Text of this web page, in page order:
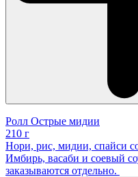
Ролл Острые мидии
210 г
Нори, рис, мидии, спайси
Имбирь, васаби и соевый
заказываются отдельно.